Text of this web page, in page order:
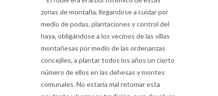
medio de podas, plantaciones y control del
haya, obligándose a los vecinos de las villas
montañesas por medio de las ordenanzas
concejiles, a plantar todos los años un cierto
número de ellos en las dehesas y montes
comunales. No estaría mal retomar esta
prudente y hermosa tradición, para devolver
un poco más de carácter a estos nuestros